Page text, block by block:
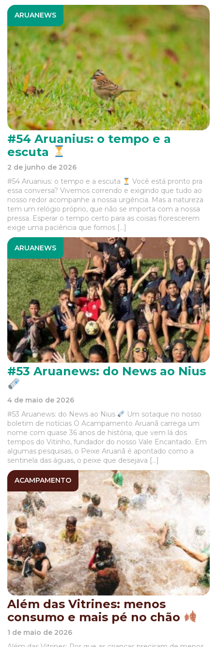
ARUANEWS
#54 Aruanius: o tempo e a
escuta
2 de junho de 2026
#54 Aruanius: o tempo e a escuta
Você está pronto pra
essa conversa? Vivemos correndo e exigindo que tudo ao
nosso redor acompanhe a nossa urgência. Mas a natureza
tem um relógio próprio, que não se importa com a nossa
pressa. Esperar o tempo certo para as coisas florescerem
exige uma paciência que fomos […]
ARUANEWS
#53 Aruanews: do News ao Nius
4 de maio de 2026
#53 Aruanews: do News ao Nius
Um sotaque no nosso
boletim de notícias O Acampamento Aruanã carrega um
nome com quase 36 anos de história, que vem lá dos
tempos do Vitinho, fundador do nosso Vale Encantado. Em
algumas pesquisas, o Peixe Aruanã é apontado como a
sentinela das águas, o peixe que desejava […]
ACAMPAMENTO
Além das Vitrines: menos
consumo e mais pé no chão
1 de maio de 2026